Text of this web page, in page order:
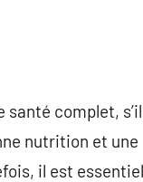
complet,
nutrition et une
il est